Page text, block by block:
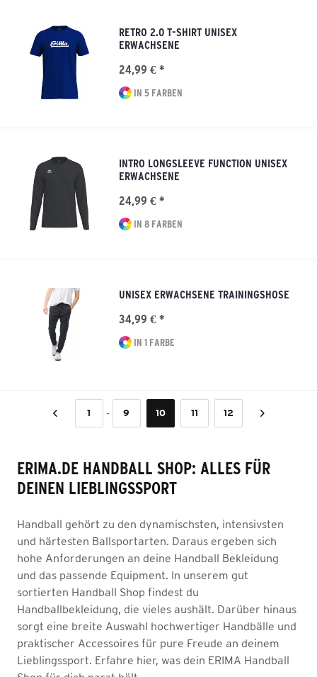
RETRO 2.0 T-SHIRT UNISEX
ERWACHSENE
24,99 € *
IN 5 FARBEN
INTRO LONGSLEEVE FUNCTION UNISEX
ERWACHSENE
24,99 € *
IN 8 FARBEN
UNISEX ERWACHSENE TRAININGSHOSE
34,99 € *
IN 1 FARBE
1 - 9 10 11 12
ERIMA.DE HANDBALL SHOP: ALLES FÜR
DEINEN LIEBLINGSSPORT
Handball gehört zu den dynamischsten, intensivsten
und härtesten Ballsportarten. Daraus ergeben sich
hohe Anforderungen an deine Handball Bekleidung
und das passende Equipment. In unserem gut
sortierten Handball Shop findest du
Handballbekleidung, die vieles aushält. Darüber hinaus
sorgt eine breite Auswahl hochwertiger Handbälle und
praktischer Accessoires für pure Freude an deinem
Lieblingssport. Erfahre hier, was dein ERIMA Handball